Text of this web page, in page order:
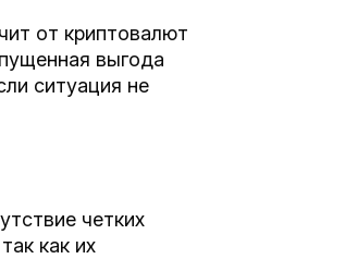
от криптовалют
выгода
ситуация не
четких
как их